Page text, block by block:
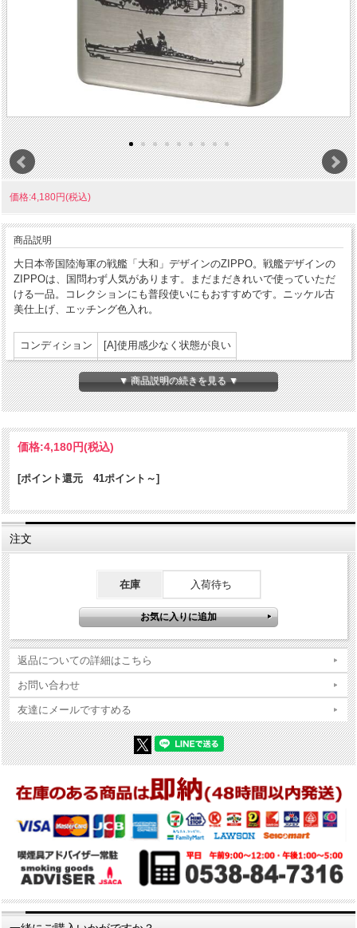
価格:4,180円(税込)
商品説明
大日本帝国陸海軍の戦艦「大和」デザインのZIPPO。戦艦デザインの
ZIPPOは、国問わず人気があります。まだまだきれいで使っていただ
ける一品。コレクションにも普段使いにもおすすめです。ニッケル古
美仕上げ、エッチング色入れ。
コンディション [A]使用感少なく状態が良い
製造年月 2022年7月
製造国 アメリカ合衆国
付属品
パッケージ:あり
※Zippo本体の底（ボトム）の製造年・月とインサイドユニットの製造
年・月は、一致しない場合がございます。ストックを利用する関係上
※当店では真贋確認の上、簡易クリーニング、フリントの発火ができ
る状態で販売しておりますが、現状でのお渡しになりますので、商品
写真やコンディション説明をご確認の上ご購入ください。
▼ 商品説明の続きを見る ▼
価格:4,180円(税込)
[ポイント還元 41ポイント～]
注文
在庫 入荷待ち
返品についての詳細はこちら
お問い合わせ
友達にメールですすめる